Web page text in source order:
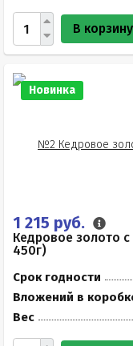
В корзину
Новинка
1 215 руб.
Кедровое золото
450г)
Срок годности
Вложений в
Вес